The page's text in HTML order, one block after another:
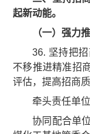
起新动能。
（一）强力
36. 坚持把
不移推进精准招
评估，提高招商
牵头责任单
协同配合单